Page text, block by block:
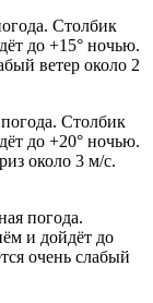
Столбик
до +15° ночью.
ветер около 2
Столбик
до +20° ночью.
около 3 м/с.
погода.
и дойдёт до
очень слабый